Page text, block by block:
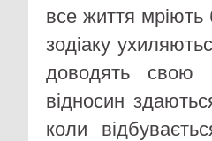
все життя
зодіаку
доводять свою
відносин
коли